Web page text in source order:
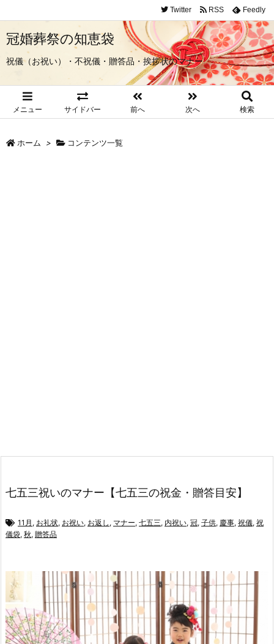
冠婚葬祭の知恵袋
祝儀（お祝い）・不祝儀・贈答品・挨拶状のマナー
メニュー サイドバー 前へ 次へ 検索
Twitter RSS Feedly
ホーム > コンテンツ一覧
七五三祝いのマナー【七五三の祝金・贈答目安】
11月 , お礼状, お祝い, お返し , マナー, 七五三, 内祝い, 冠, 子供, 慶事, 祝儀, 祝
儀袋, 秋, 贈答品